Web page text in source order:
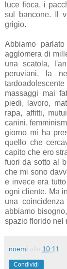
luce fioca, i
sul bancone. Il
grigio.
Abbiamo
agglomera di
una scatola,
peruviani, la
massaggi mai
piedi, lavoro,
rapa, affitti,
canini,
giorno mi ha
quello che
capito che ero
fuori da sotto al
che mi sono
e invece era
ogni cliente. Ma
una
abbiamo
spazio florido nel
noemi 10:11
Condividi